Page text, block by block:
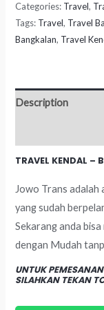
-
Bangkalan
quantity
Categories: Travel,
Tags: Travel, Travel
Bangkalan, Travel
Description
TRAVEL KENDAL –
Jowo Trans adalah
yang sudah
Sekarang anda
dengan Mudah
UNTUK
SILAHKAN TEKAN